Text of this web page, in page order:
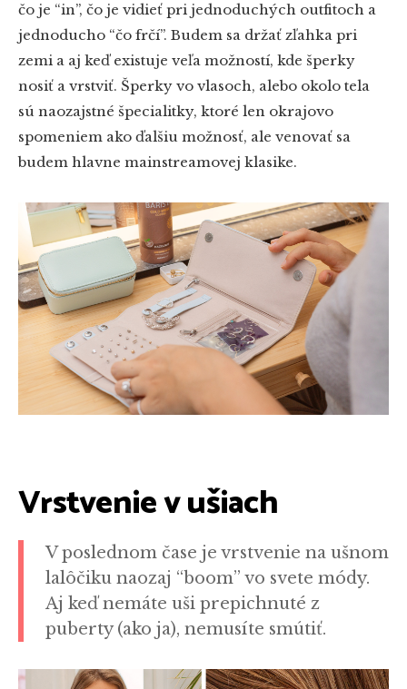
čo je “in”, čo je vidieť pri jednoduchých outfitoch a
jednoducho “čo frčí”. Budem sa držať zľahka pri
zemi a aj keď existuje veľa možností, kde šperky
nosiť a vrstviť. Šperky vo vlasoch, alebo okolo tela
sú naozajstné špecialitky, ktoré len okrajovo
spomeniem ako ďalšiu možnosť, ale venovať sa
budem hlavne mainstreamovej klasike.
Vrstvenie v ušiach
V poslednom čase je vrstvenie na ušnom
lalôčiku naozaj “boom” vo svete módy.
Aj keď nemáte uši prepichnuté z
puberty (ako ja), nemusíte smútiť.